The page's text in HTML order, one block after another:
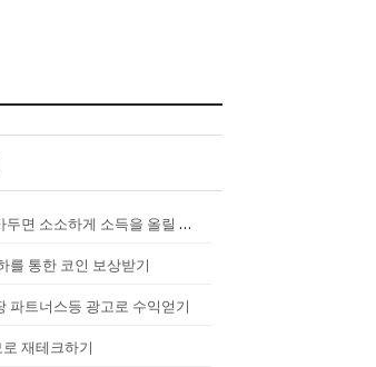
티끌모아 태산. 깔아두면 소소하게 소득을 올릴 수 있는 앱
를 통한 코인 보상받기
파트너스등 광고로 수익얻기
재테크하기